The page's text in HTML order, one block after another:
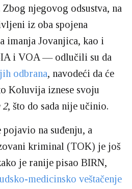
Zbog njegovog odsustva, na
iz oba spojena
imanja Jovanjica, kao i
i VOA — odlučili su da
odbrana, navodeći da će
Koluvija iznese svoju
2, što do sada nije učinio.
pojavio na suđenju, a
kriminal (TOK) je još
je ranije pisao BIRN,
medicinsko veštačenje